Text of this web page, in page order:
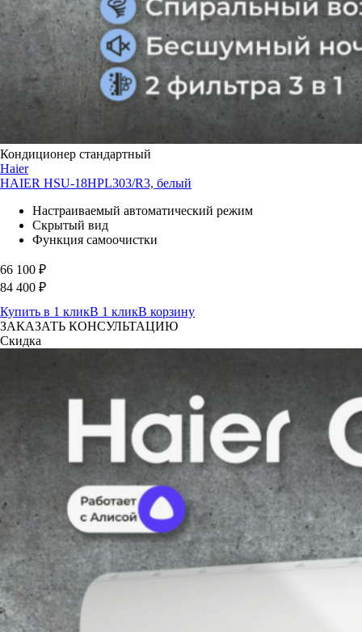
Кондиционер стандартный
Haier
HAIER HSU-18HPL303/R3, белый
Настраиваемый автоматический режим
Скрытый вид
Функция самоочистки
66 100 ₽
84 400 ₽
Купить в 1 кликВ 1 кликВ корзину
ЗАКАЗАТЬ КОНСУЛЬТАЦИЮ
Скидка